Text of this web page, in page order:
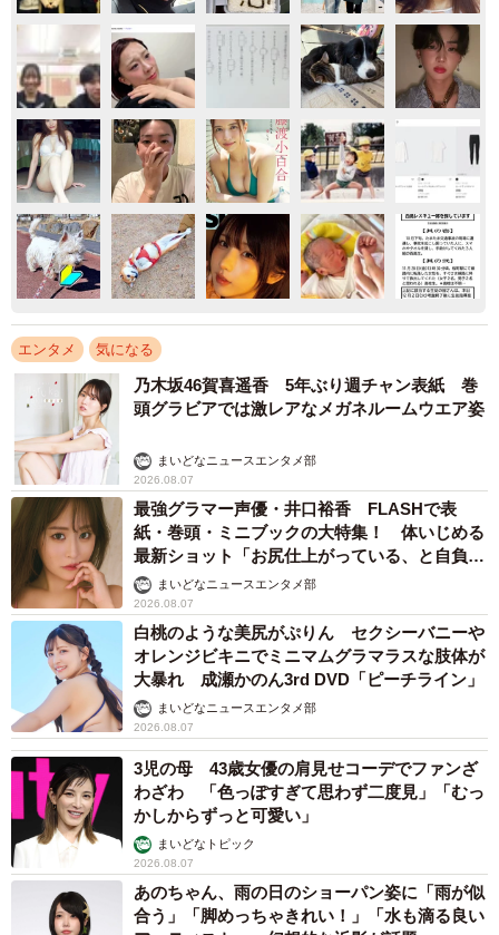
エンタメ 気になる
乃木坂46賀喜遥香 5年ぶり週チャン表紙 巻
頭グラビアでは激レアなメガネルームウエア姿
まいどなニュースエンタメ部
2026.08.07
最強グラマー声優・井口裕香 FLASHで表
紙・巻頭・ミニブックの大特集！ 体いじめる
最新ショット「お尻仕上がっている、と自負し
ています」「いくつになっても理想の身体でい
たい」
まいどなニュースエンタメ部
2026.08.07
白桃のような美尻がぷりん セクシーバニーや
オレンジビキニでミニマムグラマラスな肢体が
大暴れ 成瀬かのん3rd DVD「ピーチライン」
まいどなニュースエンタメ部
2026.08.07
3児の母 43歳女優の肩見せコーデでファンざ
わざわ 「色っぽすぎて思わず二度見」「むっ
かしからずっと可愛い」
まいどなトピック
2026.08.07
あのちゃん、雨の日のショーパン姿に「雨が似
合う」「脚めっちゃきれい！」「水も滴る良い